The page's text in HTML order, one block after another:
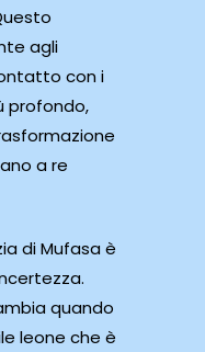
agli
con i
profondo,
a re
di Mufasa è
quando
leone che è